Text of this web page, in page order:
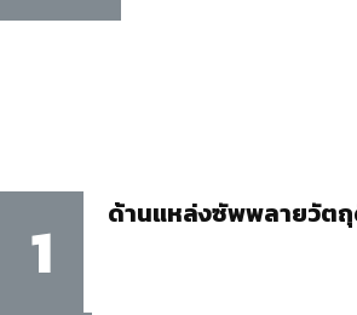
1 ด้านแหล่งซัพพลายวัต